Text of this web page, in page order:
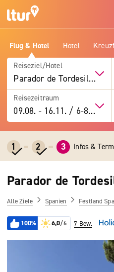
Flug & Hotel Hotel
Reiseziel/Hotel
Parador de Tordesillas
Reisezeitraum
09.08. -16.11. / 6-8 Tage
1 2 3 Infos &
Parador de
Alle Ziele Spanien Festland
100% 6,0/6 7 Bew.